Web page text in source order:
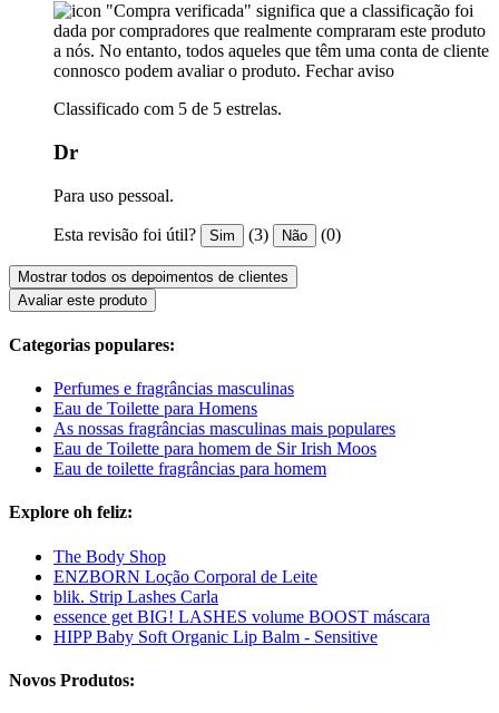
"Compra verificada" significa que a classificação foi
dada por compradores que realmente compraram este produto
a nós. No entanto, todos aqueles que têm uma conta de cliente
connosco podem avaliar o produto. Fechar aviso
Classificado com 5 de 5 estrelas.
Dr
Para uso pessoal.
Esta revisão foi útil? Sim (3) Não (0)
Mostrar todos os depoimentos de clientes
Avaliar este produto
Categorias populares:
Perfumes e fragrâncias masculinas
Eau de Toilette para Homens
As nossas fragrâncias masculinas mais populares
Eau de Toilette para homem de Sir Irish Moos
Eau de toilette fragrâncias para homem
Explore oh feliz:
The Body Shop
ENZBORN Loção Corporal de Leite
blik. Strip Lashes Carla
essence get BIG! LASHES volume BOOST máscara
HIPP Baby Soft Organic Lip Balm - Sensitive
Novos Produtos: